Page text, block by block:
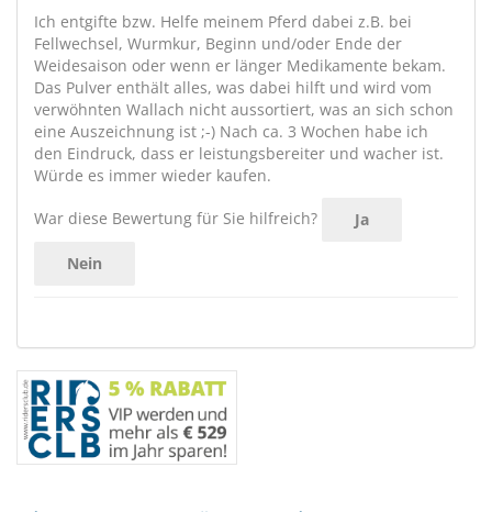
Ich entgifte bzw. Helfe meinem Pferd dabei z.B. bei
Fellwechsel, Wurmkur, Beginn und/oder Ende der
Weidesaison oder wenn er länger Medikamente bekam.
Das Pulver enthält alles, was dabei hilft und wird vom
verwöhnten Wallach nicht aussortiert, was an sich schon
eine Auszeichnung ist ;-) Nach ca. 3 Wochen habe ich
den Eindruck, dass er leistungsbereiter und wacher ist.
Würde es immer wieder kaufen.
War diese Bewertung für Sie hilfreich? Ja
Nein